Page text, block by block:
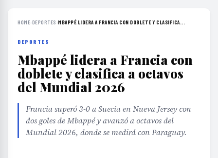
HOME›DEPORTES ›MBAPPÉ LIDERA A FRANCIA CON DOBLETE Y CLASIFICA...
DEPORTES
Mbappé lidera a Francia con
doblete y clasifica a octavos
del Mundial 2026
Francia superó 3-0 a Suecia en Nueva Jersey con
dos goles de Mbappé y avanzó a octavos del
Mundial 2026, donde se medirá con Paraguay.